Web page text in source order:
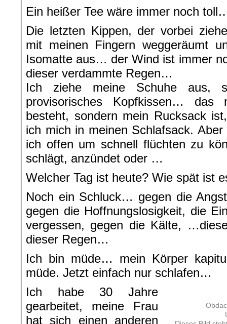
Ein heißer Tee wäre immer noch
Die letzten Kippen, der vorbei
mit meinen Fingern weggeräumt
Isomatte aus… der Wind ist immer
dieser verdammte Regen…
Ich ziehe meine Schuhe aus,
provisorisches Kopfkissen… das
besteht, sondern mein Rucksack
ich mich in meinen Schlafsack.
ich offen um schnell flüchten zu
schlägt, anzündet oder …
Welcher Tag ist heute? Wie spät ist
Noch ein Schluck… gegen die
gegen die Hoffnungslosigkeit, die
vergessen, gegen die Kälte,
dieser Regen…
Ich bin müde… mein Körper
müde. Jetzt einfach nur schlafen…
Ich habe 30 Jahre
gearbeitet, meine Frau
hat sich einen anderen